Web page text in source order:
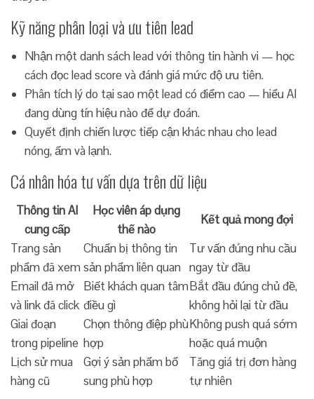
Kỹ năng phân loại và ưu tiên lead
Nhận một danh sách lead với thông tin hành vi — học
cách đọc lead score và đánh giá mức độ ưu tiên.
Phân tích lý do tại sao một lead có điểm cao — hiểu AI
đang dùng tín hiệu nào để dự đoán.
Quyết định chiến lược tiếp cận khác nhau cho lead
nóng, ấm và lạnh.
Cá nhân hóa tư vấn dựa trên dữ liệu
Thông tin AI
cung cấp
Học viên áp dụng
thế nào
Kết quả mong đợi
Trang sản
phẩm đã xem
Chuẩn bị thông tin
sản phẩm liên quan
Tư vấn đúng nhu cầu
ngay từ đầu
Email đã mở
và link đã click
Biết khách quan tâm
điều gì
Bắt đầu đúng chủ đề,
không hỏi lại từ đầu
Giai đoạn
trong pipeline
Chọn thông điệp phù
hợp
Không push quá sớm
hoặc quá muộn
Lịch sử mua
hàng cũ
Gợi ý sản phẩm bổ
sung phù hợp
Tăng giá trị đơn hàng
tự nhiên